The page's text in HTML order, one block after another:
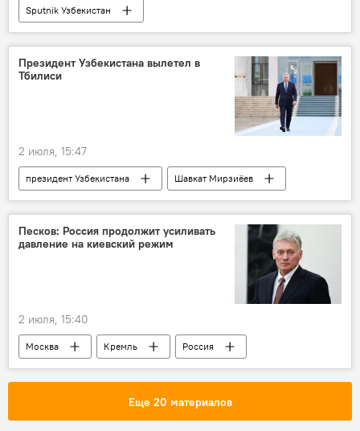
Sputnik Узбекистан
Президент Узбекистана вылетел в
Тбилиси
2 июля, 15:47
президент Узбекистана
Шавкат Мирзиёев
государственный визит
Грузия
Тбилиси
Песков: Россия продолжит усиливать
давление на киевский режим
2 июля, 15:40
Москва Кремль
Россия
Дмитрий Песков
Киев
Евросоюз
В мире Украина
Еще 20 материалов